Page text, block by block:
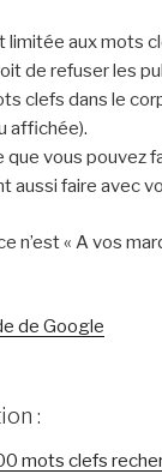
aux mots
de refuser les
clefs dans le
affichée).
vous pouvez
aussi faire avec
n’est « A vos
de Google
:
mots clefs